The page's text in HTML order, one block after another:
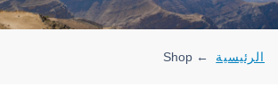
الرئيسية ←
Shop